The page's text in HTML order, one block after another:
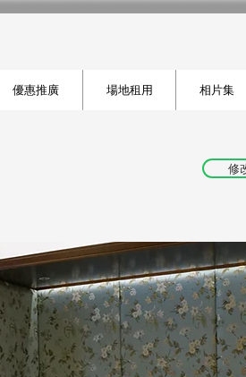
優惠推廣 場地租用 相片集
修